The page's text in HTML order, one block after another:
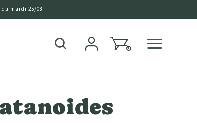
mardi 25/08 !
Recherche